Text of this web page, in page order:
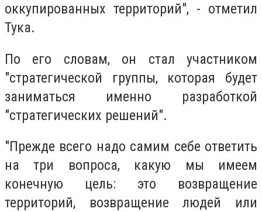
оккупированных территорий", - отметил
Тука.
По его словам, он стал участником
"стратегической группы, которая будет
заниматься именно разработкой
"стратегических решений".
"Прежде всего надо самим себе ответить
на три вопроса, какую мы имеем
конечную цель: это возвращение
территорий, возвращение людей или